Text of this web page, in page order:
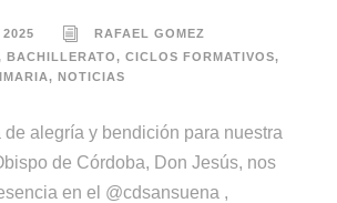
RAFAEL GOMEZ
BACHILLERATO, CICLOS FORMATIVOS,
, NOTICIAS
de alegría y bendición para nuestra
de Córdoba, Don Jesús, nos
en el @cdsansuena ,